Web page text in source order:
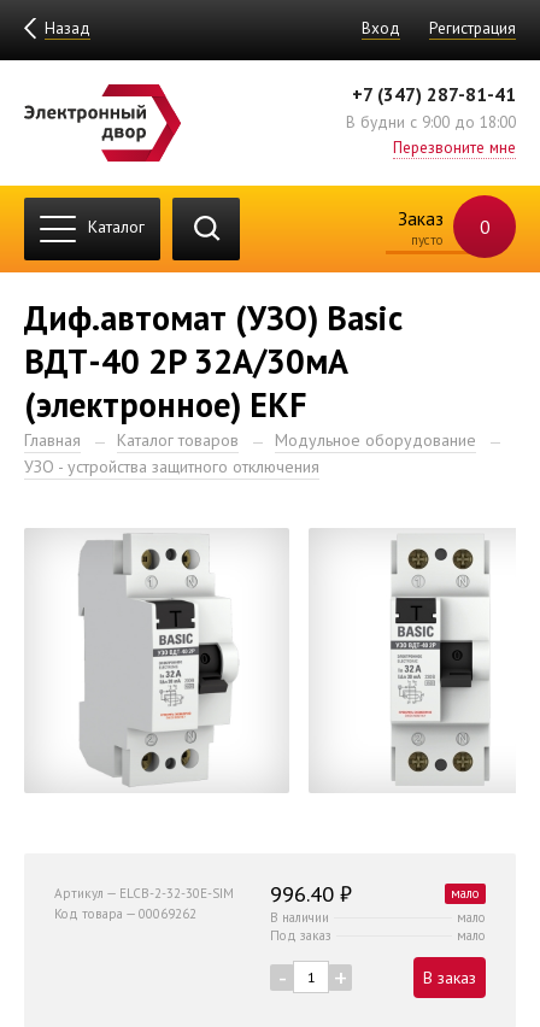
Назад Вход Регистрация
+7 (347) 287-81-41
В будни с 9:00 до 18:00
Перезвоните мне
Каталог Заказ 0
пусто
Диф.автомат (УЗО) Basic
ВДТ-40 2P 32А/30мА
(электронное) EKF
Главная Каталог товаров
Модульное оборудование
УЗО - устройства защитного отключения
Артикул — ELCB-2-32-30E-SIM
Код товара — 00069262
996.40 ₽
мало
В наличии
мало
Под заказ
мало
- + В заказ